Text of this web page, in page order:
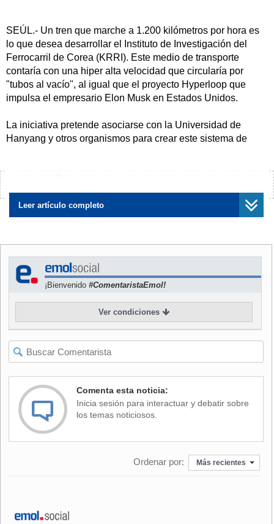
SEÚL.- Un tren que marche a 1.200 kilómetros por hora es
lo que desea desarrollar el Instituto de Investigación del
Ferrocarril de Corea (KRRI). Este medio de transporte
contaría con una hiper alta velocidad que circularía por
"tubos al vacío", al igual que el proyecto Hyperloop que
impulsa el empresario Elon Musk en Estados Unidos.
La iniciativa pretende asociarse con la Universidad de
Hanyang y otros organismos para crear este sistema de
portavoz del KRRI, entidad gestionada por el Gobierno
surcoreano.
participantes realizarán durante los tres próximos años un
estudio para la viabilidad de una línea entre Seúl y Busan,
que una las dos principales ciudades del país a “menos de
media hora”, pese a que tienen unos 400 kilómetros de
distancia.
La técnica que se pretende utilizar es la tecnología de los
tubos "al vacío", que permitiría circular a velocidades
cercanas a la del sonido -en torno a los 1.200 kilómetros
En 2013, el magnate de innovación Elon Musk dio a
conocer este concepto de transporte el que bautizó como
"Hyperloop". Musk busca desarrollarlo como un diseño de
sistema en Estados Unidos, país que carece de trenes de
compitiendo para ser los primeros en desarrollar esta
Leer artículo completo
¡Bienvenido #ComentaristaEmol!
Ver condiciones
Comenta esta noticia:
Inicia sesión para interactuar y debatir sobre
los temas noticiosos.
Ordenar por: Más recientes